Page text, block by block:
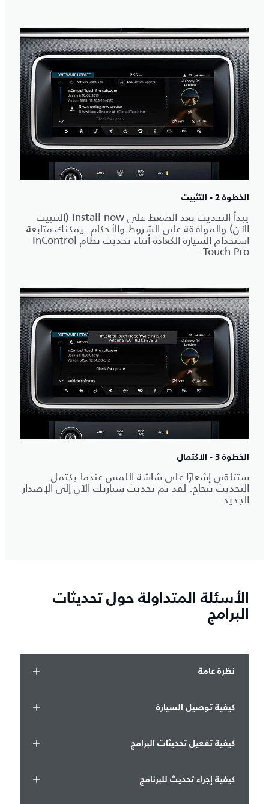
الخطوة 2 - التثبيت
يبدأ التحديث بعد الضغط على Install now (التثبيت
الآن) والموافقة على الشروط والأحكام. يمكنك متابعة
استخدام السيارة الكعادة أثناء تحديث نظام InControl
Touch Pro.
الخطوة 3 - الاكتمال
ستتلقى إشعارًا على شاشة اللمس عندما يكتمل
التحديث بنجاح. لقد تم تحديث سيارتك الآن إلى الإصدار
الجديد.
الأسئلة المتداولة حول تحديثات
البرامج
نظرة عامة
كيفية توصيل السيارة
كيفية تفعيل تحديثات البرامج
كيفية إجراء تحديث للبرنامج